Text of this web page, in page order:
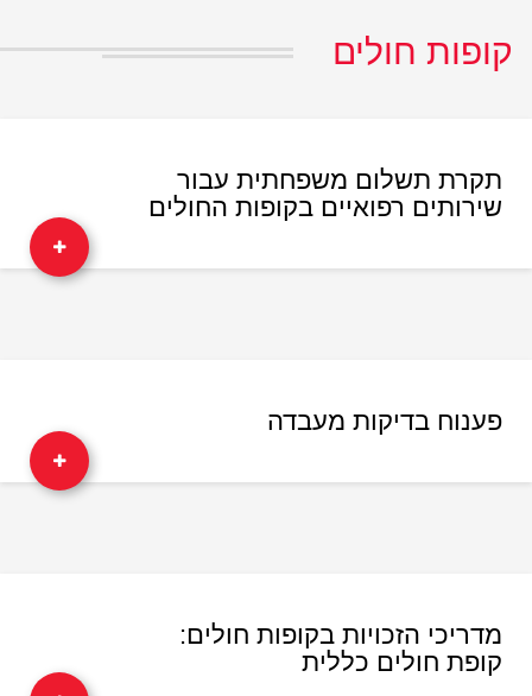
קופות חולים
תקרת תשלום משפחתית עבור
שירותים רפואיים בקופות החולים
פענוח בדיקות מעבדה
מדריכי הזכויות בקופות חולים:
קופת חולים כללית